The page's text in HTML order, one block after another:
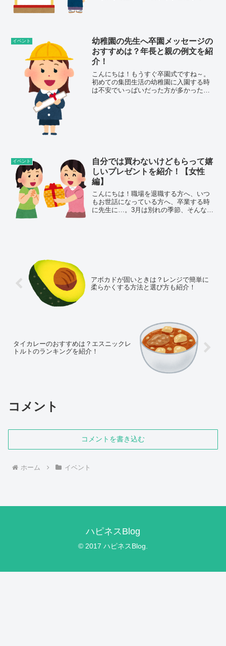
イベント
幼稚園の先生へ卒園メッセージの
おすすめは？年長と親の例文を紹
介！
こんにちは！もうすぐ卒園式ですね～。
初めての集団生活の幼稚園に入園する時
は不安でいっぱいだった方が多かったと
イベント
自分では買わないけどもらって嬉
しいプレゼントを紹介！【女性
編】
こんにちは！職場を退職する方へ、いつ
もお世話になっている方へ、卒業する時
に先生に…。3月は別れの季節、そんな時
アボカドが固いときは？レンジで簡単に
柔らかくする方法と選び方も紹介！
タイカレーのおすすめは？エスニックレ
トルトのランキングを紹介！
コメント
コメントを書き込む
ホーム イベント
ハピネスBlog
© 2017 ハピネスBlog.